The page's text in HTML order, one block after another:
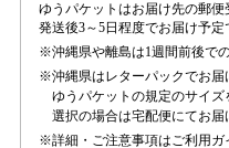
ゆうパケットはお届け先の郵便
発送後3～5日程度でお届け予定
沖縄県や離島は1週間前後で
沖縄県はレターパックでお届
ゆうパケットの規定のサイ
選択の場合は宅配便にてお届
詳細・ご注意事項はご利用ガ